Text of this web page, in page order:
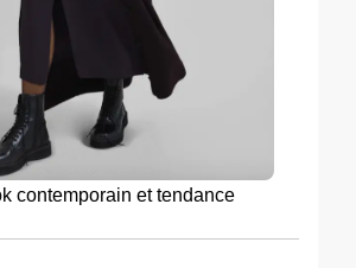
contemporain et tendance